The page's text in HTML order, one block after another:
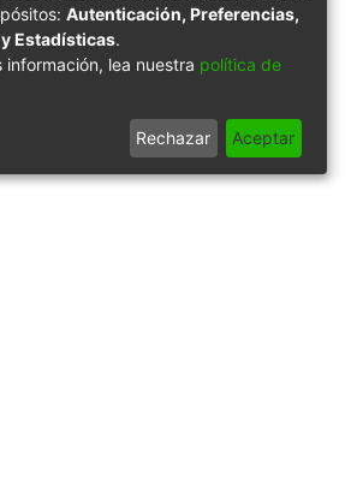
Autenticación, Preferencias,
Estadísticas.
información, lea nuestra política de
Rechazar Aceptar